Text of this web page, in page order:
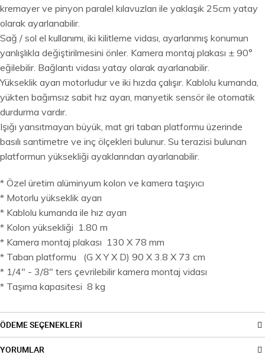
kremayer ve pinyon paralel kılavuzları ile yaklaşık 25cm yatay
olarak ayarlanabilir.
Sağ / sol el kullanımı, iki kilitleme vidası, ayarlanmış konumun
yanlışlıkla değiştirilmesini önler. Kamera montaj plakası ± 90°
eğilebilir. Bağlantı vidası yatay olarak ayarlanabilir.
Yükseklik ayarı motorludur ve iki hızda çalışır. Kablolu kumanda,
yükten bağımsız sabit hız ayarı, manyetik sensör ile otomatik
durdurma vardır.
Işığı yansıtmayan büyük, mat gri taban platformu üzerinde
basılı santimetre ve inç ölçekleri bulunur. Su terazisi bulunan
platformun yüksekliği ayaklarından ayarlanabilir.
* Özel üretim alüminyum kolon ve kamera taşıyıcı
* Motorlu yükseklik ayarı
* Kablolu kumanda ile hız ayarı
* Kolon yüksekliği 1.80 m
* Kamera montaj plakası 130 X 78 mm
* Taban platformu (G X Y X D) 90 X 3.8 X 73 cm
* 1/4" - 3/8" ters çevrilebilir kamera montaj vidası
* Taşıma kapasitesi 8 kg
ÖDEME SEÇENEKLERİ
YORUMLAR